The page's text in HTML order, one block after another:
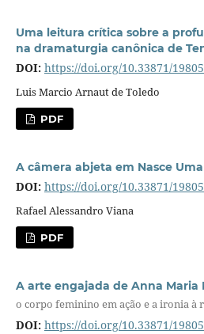
Uma leitura crítica sobre a
na dramaturgia canônica de
DOI: https://doi.org/10.33871/
Luis Marcio Arnaut de Toledo
PDF
A câmera abjeta em Nasce Uma
DOI: https://doi.org/10.33871/
Rafael Alessandro Viana
PDF
A arte engajada de Anna Maria
o corpo feminino em ação e a ironia à
DOI: https://doi.org/10.33871/